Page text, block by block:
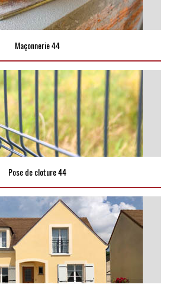
Maçonnerie 44
Pose de cloture 44